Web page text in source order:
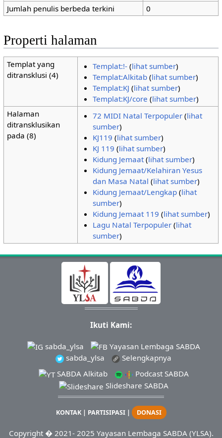
Jumlah penulis berbeda terkini 0
Properti halaman
Templat yang
ditransklusi (4)
Templat:!- (lihat sumber)
Templat:Alkitab (lihat sumber)
Templat:KJ (lihat sumber)
Templat:KJ/core (lihat sumber)
Halaman
ditransklusikan
pada (8)
72 MIDI Natal Terpopuler (lihat
sumber)
KJ119 (lihat sumber)
KJ 119 (lihat sumber)
Kidung Jemaat(lihat sumber)
Kidung Jemaat/Kelahiran Yesus
dan Masa Natal (lihat sumber)
Kidung Jemaat/Lengkap (lihat
sumber)
Kidung Jemaat 119 (lihat sumber)
Lagu Natal Terpopuler (lihat
sumber)
Ikuti Kami:
sabda_ylsa
Yayasan Lembaga SABDA
sabda_ylsa
Selengkapnya
SABDA Alkitab
Podcast SABDA
Slideshare SABDA
KONTAK| PARTISIPASI| DONASI
Copyright� 2021- 2025 Yayasan Lembaga SABDA (YLSA).